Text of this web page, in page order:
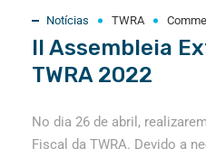
Notícias TWRA
II Assembleia
TWRA 2022
No dia 26 de abril,
Fiscal da TWRA. Devido a